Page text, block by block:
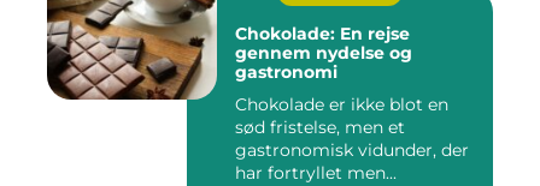
Chokolade: En rejse
gennem nydelse og
gastronomi
Chokolade er ikke blot en
sød fristelse, men et
gastronomisk vidunder, der
har fortryllet men...